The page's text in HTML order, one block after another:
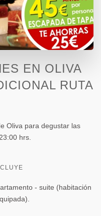
EN OLIVA
RUTA
Oliva para degustar las
hrs.
- suite (habitación